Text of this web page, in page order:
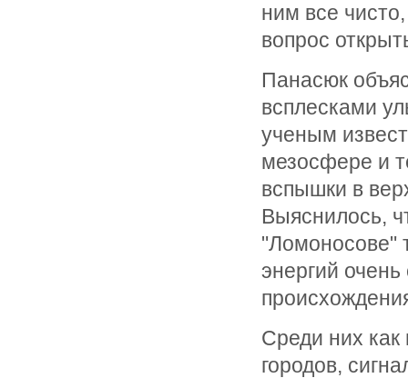
ним все
вопрос
Панасюк
всплесками
ученым
мезосфере и
вспышки в
Выяснилось,
"Ломоносове"
энергий
Среди них как
городов,